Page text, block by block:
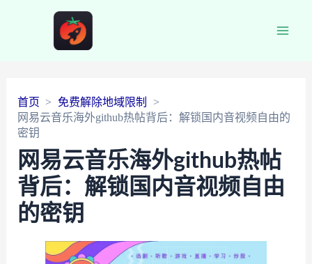
首页
免费解除地域限制
网易云音乐海外github热帖背后：解锁国内音视频自由的
密钥
网易云音乐海外github热帖
背后：解锁国内音视频自由
的密钥